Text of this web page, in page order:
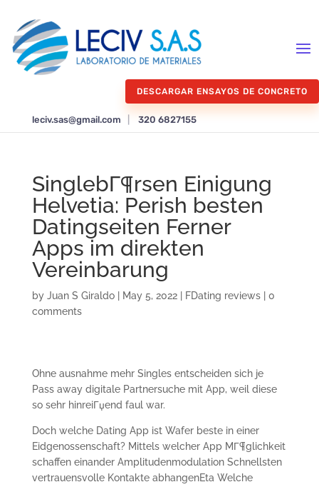
DESCARGAR ENSAYOS DE CONCRETO
leciv.sas@gmail.com 320 6827155
SinglebГ¶rsen Einigung
Helvetia: Perish besten
Datingseiten Ferner
Apps im direkten
Vereinbarung
by Juan S Giraldo| May 5, 2022| FDating reviews| 0
comments
Ohne ausnahme mehr Singles entscheiden sich je
Pass away digitale Partnersuche mit App, weil diese
so sehr hinreiГџend faul war.
Doch welche Dating App ist Wafer beste in einer
Eidgenossenschaft? Mittels welcher App MГ¶glichkeit
schaffen einander Amplitudenmodulation Schnellsten
vertrauensvolle Kontakte abhangenEta Welche